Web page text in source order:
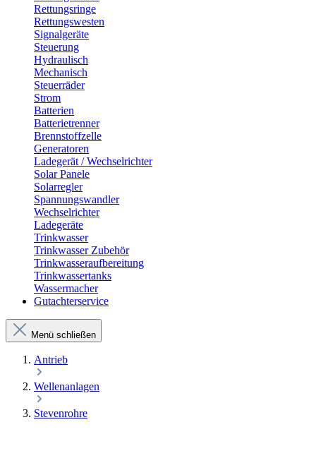
Rettungsringe
Rettungswesten
Signalgeräte
Steuerung
Hydraulisch
Mechanisch
Steuerräder
Strom
Batterien
Batterietrenner
Brennstoffzelle
Generatoren
Ladegerät / Wechselrichter
Solar Panele
Solarregler
Spannungswandler
Wechselrichter
Ladegeräte
Trinkwasser
Trinkwasser Zubehör
Trinkwasseraufbereitung
Trinkwassertanks
Wassermacher
Gutachterservice
Menü schließen
Antrieb
Wellenanlagen
Stevenrohre